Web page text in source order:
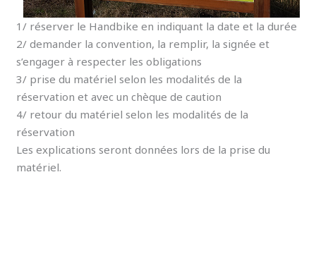
1/ réserver le Handbike en indiquant la date et la durée
2/ demander la convention, la remplir, la signée et
s’engager à respecter les obligations
3/ prise du matériel selon les modalités de la
réservation et avec un chèque de caution
4/ retour du matériel selon les modalités de la
réservation
Les explications seront données lors de la prise du
matériel.